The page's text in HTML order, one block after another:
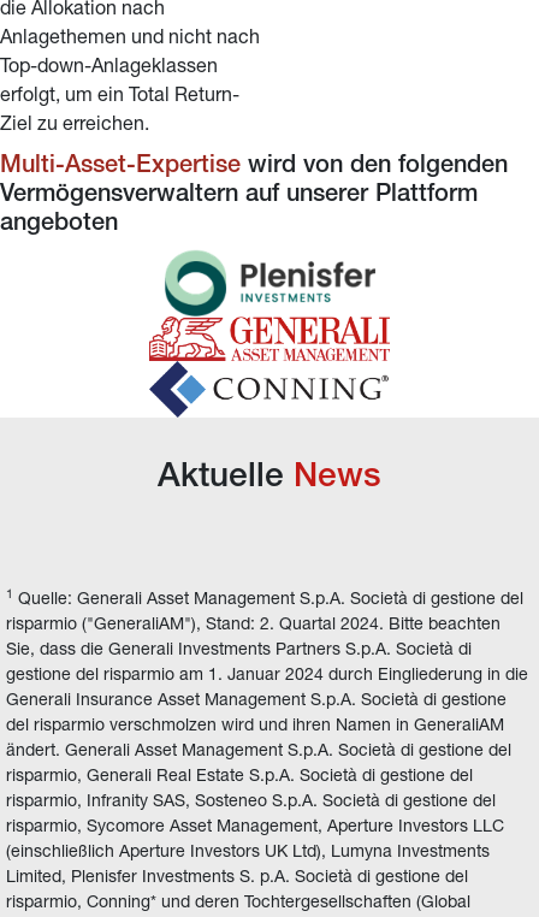
die Allokation nach
Anlagethemen und nicht nach
Top-down-Anlageklassen
erfolgt, um ein Total Return-
Ziel zu erreichen.
Multi-Asset-Expertise wird von den folgenden
Vermögensverwaltern auf unserer Plattform
angeboten
Aktuelle News
1
Quelle: Generali Asset Management S.p.A. Società di gestione del
risparmio ("GeneraliAM"), Stand: 2. Quartal 2024. Bitte beachten
Sie, dass die Generali Investments Partners S.p.A. Società di
gestione del risparmio am 1. Januar 2024 durch Eingliederung in die
Generali Insurance Asset Management S.p.A. Società di gestione
del risparmio verschmolzen wird und ihren Namen in GeneraliAM
ändert. Generali Asset Management S.p.A. Società di gestione del
risparmio, Generali Real Estate S.p.A. Società di gestione del
risparmio, Infranity SAS, Sosteneo S.p.A. Società di gestione del
risparmio, Sycomore Asset Management, Aperture Investors LLC
(einschließlich Aperture Investors UK Ltd), Lumyna Investments
Limited, Plenisfer Investments S. p.A. Società di gestione del
risparmio, Conning* und deren Tochtergesellschaften (Global